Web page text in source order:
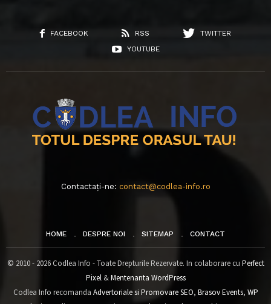
FACEBOOK RSS
TWITTER
YOUTUBE
Contactați-ne: contact@codlea-info.ro
HOME DESPRE NOI SITEMAP CONTACT
© 2010 - 2026 Codlea Info - Toate Drepturile Rezervate. In colaborare cu Perfect
Pixel&Mentenanta WordPress
Codlea Info recomanda Advertoriale si Promovare SEO, Brasov Events, WP